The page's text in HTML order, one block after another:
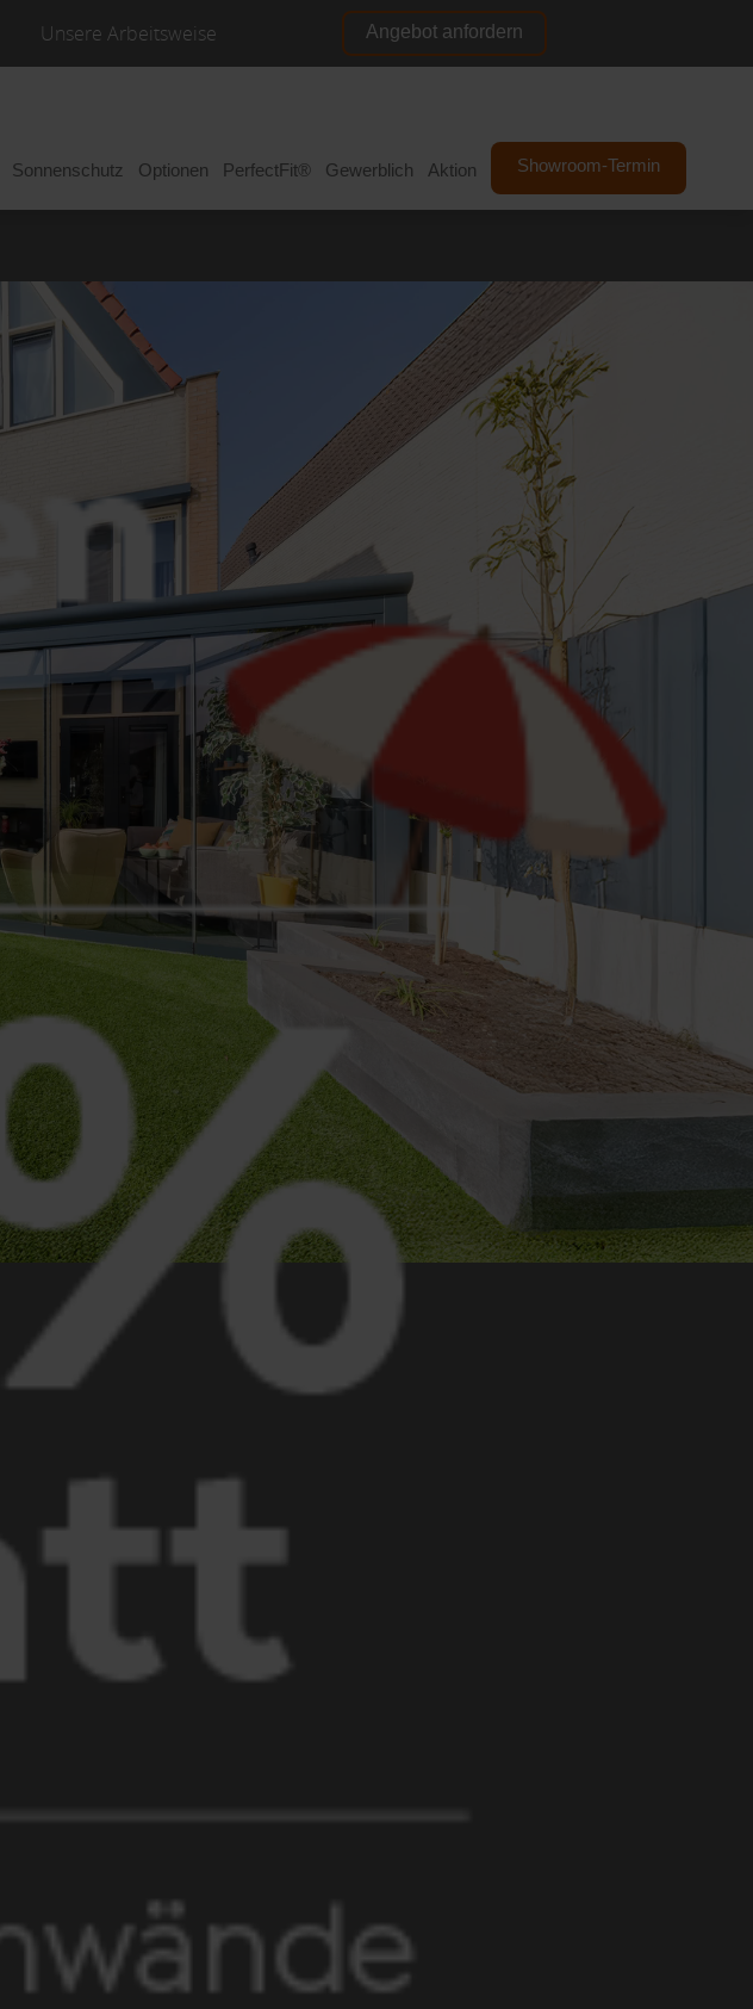
Unsere Arbeitsweise Angebot anfordern
Sonnenschutz Optionen PerfectFit® Gewerblich Aktion Showroom-Termin